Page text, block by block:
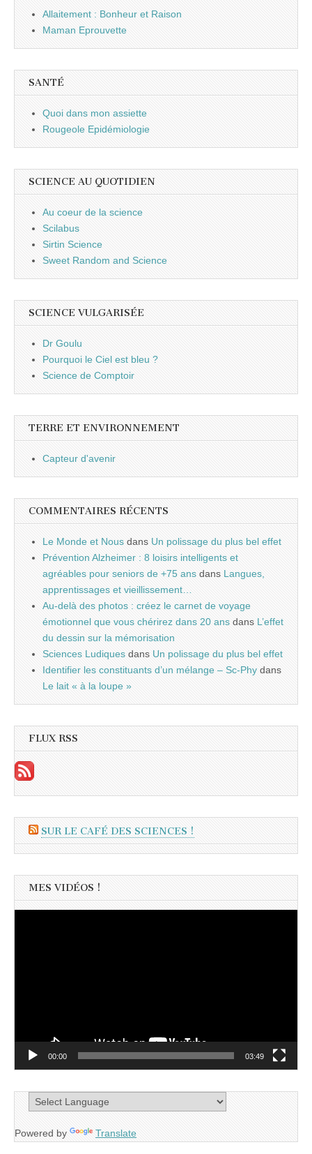
Allaitement : Bonheur et Raison
Maman Eprouvette
SANTÉ
Quoi dans mon assiette
Rougeole Epidémiologie
SCIENCE AU QUOTIDIEN
Au coeur de la science
Scilabus
Sirtin Science
Sweet Random and Science
SCIENCE VULGARISÉE
Dr Goulu
Pourquoi le Ciel est bleu ?
Science de Comptoir
TERRE ET ENVIRONNEMENT
Capteur d'avenir
COMMENTAIRES RÉCENTS
Le Monde et Nous dans Un polissage du plus bel effet
Prévention Alzheimer : 8 loisirs intelligents et
agréables pour seniors de +75 ans dans Langues,
apprentissages et vieillissement…
Au-delà des photos : créez le carnet de voyage
émotionnel que vous chérirez dans 20 ans dans L’effet
du dessin sur la mémorisation
Sciences Ludiques dans Un polissage du plus bel effet
Identifier les constituants d’un mélange – Sc-Phy dans
Le lait « à la loupe »
FLUX RSS
SUR LE CAFÉ DES SCIENCES !
MES VIDÉOS !
00:00 03:49
Powered by Translate